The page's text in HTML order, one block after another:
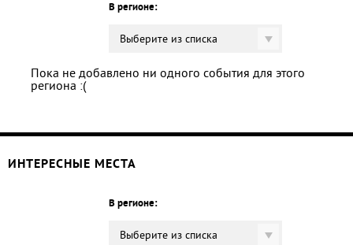
В регионе:
Выберите из списка
Пока не добавлено ни одного события для этого
региона :(
ИНТЕРЕСНЫЕ МЕСТА
В регионе:
Выберите из списка